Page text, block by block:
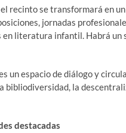
recinto se transformará en
jornadas
literatura infantil. Habrá un
espacio de diálogo y
bibliodiversidad, la
destacadas